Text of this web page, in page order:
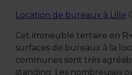
Location de bureaux à Lille
Cet immeuble tertaire en
surfaces de bureaux à la
communes sont très
standing. Les nombreuses